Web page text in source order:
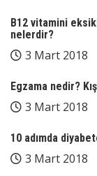
B12 vitamini
nelerdir?
3 Mart 2018
Egzama nedir?
3 Mart 2018
10 adımda
3 Mart 2018